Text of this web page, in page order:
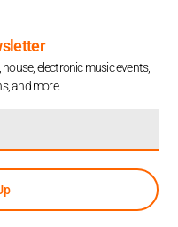
electronic music events,
and more.